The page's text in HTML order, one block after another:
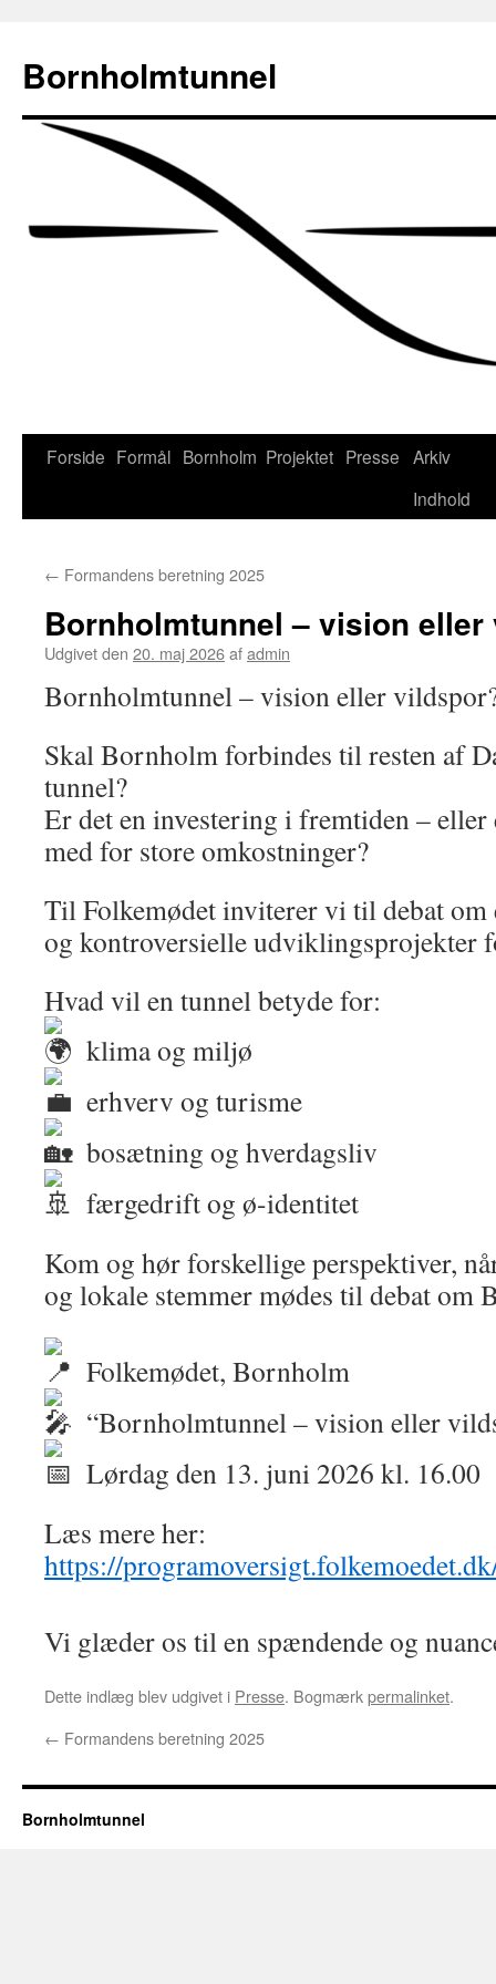
Bornholmtunnel
Hop
Forside Formål Bornholm Projektet Presse Arkiv
Indhold
← Formandens beretning 2025
Bornholmtunnel – vision
Udgivet den 20. maj 2026afadmin
Bornholmtunnel – vision eller
Skal Bornholm forbindes til resten af
tunnel?
Er det en investering i fremtiden –
med for store omkostninger?
Til Folkemødet inviterer vi til debat om
og kontroversielle udviklingsprojekter
Hvad vil en tunnel betyde for:
klima og miljø
erhverv og turisme
bosætning og hverdagsliv
færgedrift og ø-identitet
Kom og hør forskellige perspektiver,
og lokale stemmer mødes til debat om
Folkemødet, Bornholm
“Bornholmtunnel – vision eller
Lørdag den 13. juni 2026 kl. 16.00
Læs mere her:
https://
Vi glæder os til en spændende og
Dette indlæg blev udgivet i Presse. Bogmærkpermalinket.
← Formandens beretning 2025
Bornholmtunnel